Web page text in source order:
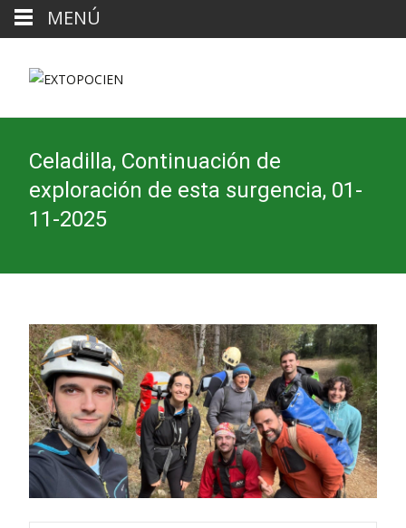
Celadilla, Continuación de
exploración de esta surgencia, 01-
11-2025
MENÚ